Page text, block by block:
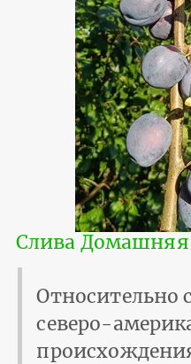
Слива Домашняя
Относительно
северо-